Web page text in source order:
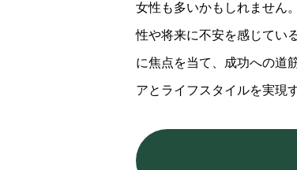
女性も多いかもしれません
性や将来に不安を感じてい
に焦点を当て、成功への道
アとライフスタイルを実現